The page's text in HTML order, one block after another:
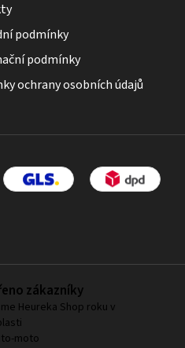
podmínky
podmínky
ochrany osobních údajů
zákazníky
Heureka Shop roku v
moto